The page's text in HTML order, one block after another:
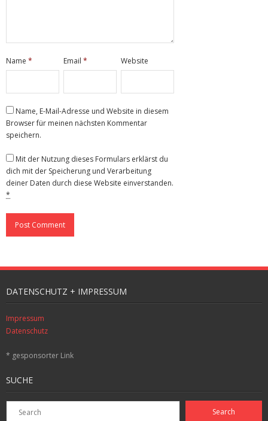
Name * Email* Website
Name, E-Mail-Adresse und Website in diesem
Browser für meinen nächsten Kommentar
speichern.
Mit der Nutzung dieses Formulars erklärst du
dich mit der Speicherung und Verarbeitung
deiner Daten durch diese Website einverstanden.
*
DATENSCHUTZ + IMPRESSUM
Impressum
Datenschutz
* gesponsorter Link
SUCHE